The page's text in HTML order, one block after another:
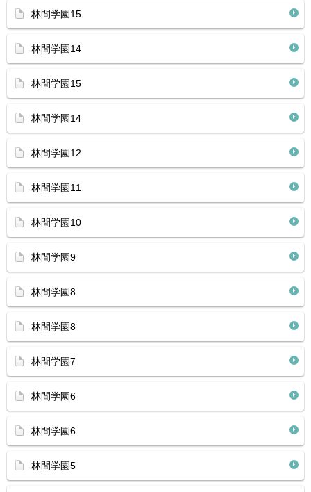
林間学園15
林間学園14
林間学園15
林間学園14
林間学園12
林間学園11
林間学園10
林間学園9
林間学園8
林間学園8
林間学園7
林間学園6
林間学園6
林間学園5